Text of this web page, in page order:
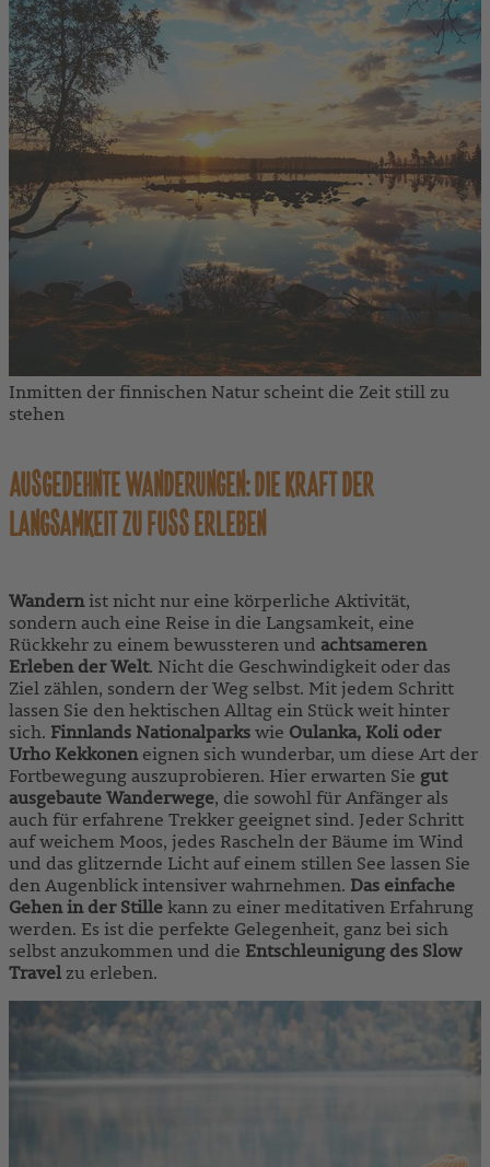
Inmitten der finnischen Natur scheint die Zeit still zu
stehen
AUSGEDEHNTE WANDERUNGEN: DIE KRAFT DER
LANGSAMKEIT ZU FUSS ERLEBEN
Wandernist nicht nur eine körperliche Aktivität,
sondern auch eine Reise in die Langsamkeit, eine
Rückkehr zu einem bewussteren und achtsameren
Erleben der Welt. Nicht die Geschwindigkeit oder das
Ziel zählen, sondern der Weg selbst. Mit jedem Schritt
lassen Sie den hektischen Alltag ein Stück weit hinter
sich. Finnlands Nationalparkswie Oulanka, Koli oder
Urho Kekkoneneignen sich wunderbar, um diese Art der
Fortbewegung auszuprobieren. Hier erwarten Sie gut
ausgebaute Wanderwege, die sowohl für Anfänger als
auch für erfahrene Trekker geeignet sind. Jeder Schritt
auf weichem Moos, jedes Rascheln der Bäume im Wind
und das glitzernde Licht auf einem stillen See lassen Sie
den Augenblick intensiver wahrnehmen. Das einfache
Gehen in der Stillekann zu einer meditativen Erfahrung
werden. Es ist die perfekte Gelegenheit, ganz bei sich
selbst anzukommen und die Entschleunigung des Slow
Travel zu erleben.